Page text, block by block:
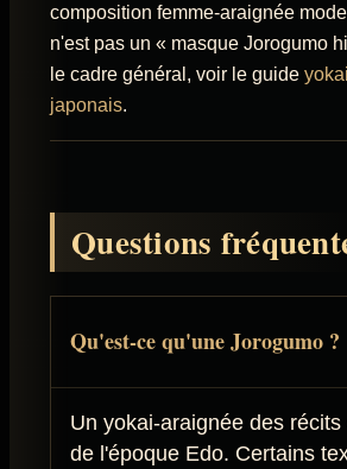
composition femme-araignée
n'est pas un « masque Jorogumo
le cadre général, voir le guide
japonais.
Questions
Qu'est-ce qu'une Jorogumo ?
Un yokai-araignée des récits
de l'époque Edo. Certains